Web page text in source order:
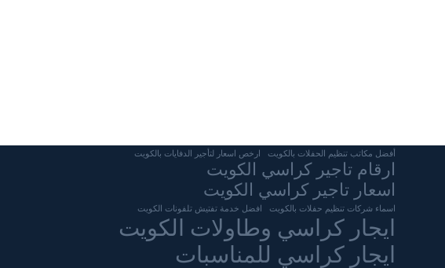
أفضل مكاتب تنظيم الحفلات بالكويت ارخص اسعار لتأجير الدفايات بالكويت
ارقام تاجير كراسي الكويت
اسعار تاجير كراسي الكويت
اسماء شركات تنظيم حفلات بالكويت افضل خدمة تفتيش تلفونات الكويت
ايجار كراسي وطاولات الكويت
ايجار كراسي للمناسبات